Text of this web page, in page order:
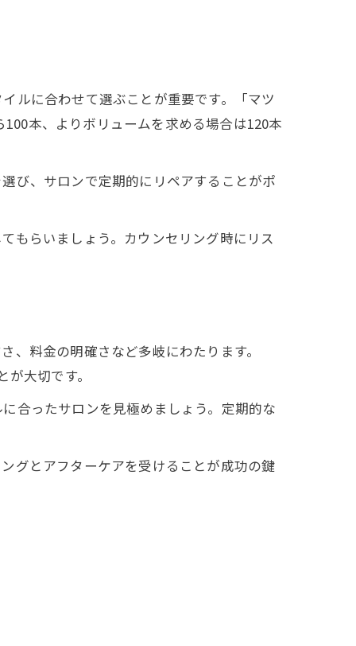
ルに合わせて選ぶことが重要です。「マツ
本、よりボリュームを求める場合は120本
び、サロンで定期的にリペアすることがポ
もらいましょう。カウンセリング時にリス
料金の明確さなど多岐にわたります。
大切です。
合ったサロンを見極めましょう。定期的な
グとアフターケアを受けることが成功の鍵